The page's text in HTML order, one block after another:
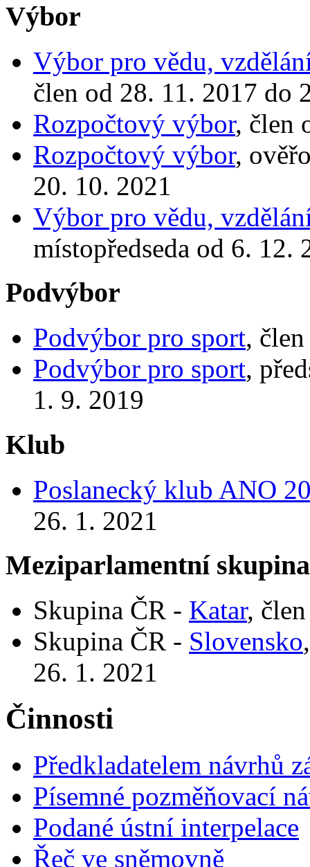
Výbor
Výbor pro vědu,
člen od 28. 11. 2017 do
Rozpočtový výbor, člen
Rozpočtový výbor,
20. 10. 2021
Výbor pro vědu,
místopředseda od 6. 12.
Podvýbor
Podvýbor pro sport,
Podvýbor pro sport,
1. 9. 2019
Klub
Poslanecký klub ANO
26. 1. 2021
Meziparlamentní
Skupina ČR - Katar,
Skupina ČR - Slovensko
26. 1. 2021
Činnosti
Předkladatelem návrhů
Písemné pozměňovací
Podané ústní interpelace
Řeč ve sněmovně